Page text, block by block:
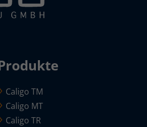
Caligo TM
Caligo MT
Caligo TR